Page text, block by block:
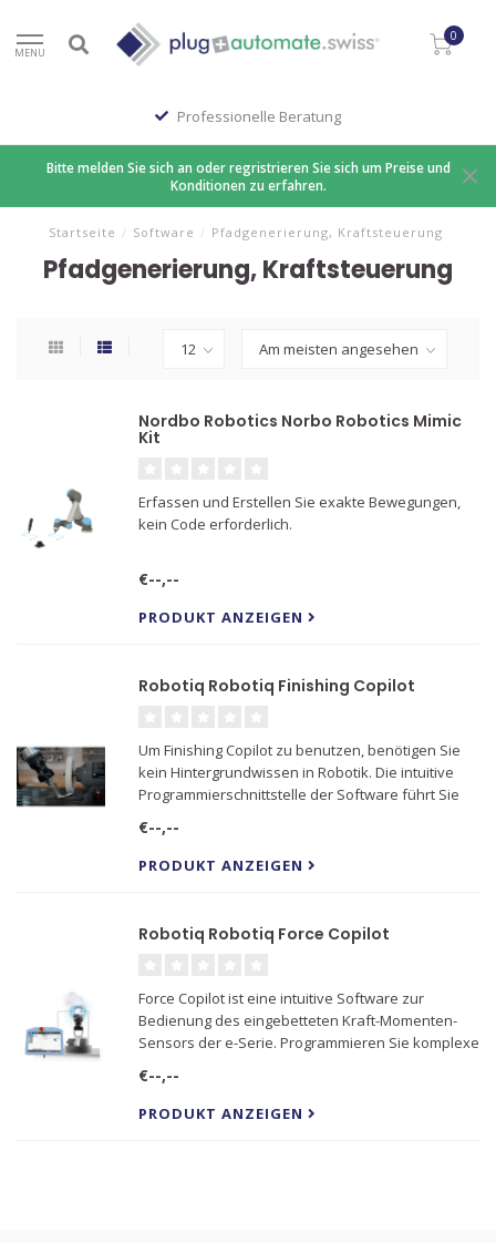
MENU
0
Professionelle Beratung
Bitte melden Sie sich an oder regristrieren Sie sich um Preise und
Konditionen zu erfahren.
Startseite / Software / Pfadgenerierung, Kraftsteuerung
Pfadgenerierung, Kraftsteuerung
Nordbo Robotics Norbo Robotics Mimic
Kit
Erfassen und Erstellen Sie exakte Bewegungen,
kein Code erforderlich.
€--,--
PRODUKT ANZEIGEN
Robotiq Robotiq Finishing Copilot
Um Finishing Copilot zu benutzen, benötigen Sie
kein Hintergrundwissen in Robotik. Die intuitive
Programmierschnittstelle der Software führt Sie
Endbearbeitungsanwendung.
€--,--
PRODUKT ANZEIGEN
Robotiq Robotiq Force Copilot
Force Copilot ist eine intuitive Software zur
Bedienung des eingebetteten Kraft-Momenten-
Sensors der e-Serie. Programmieren Sie komplexe
Robotik-Kenntnisse erforderlich! Das Ergebnis ist
eine starke und flexibl
€--,--
PRODUKT ANZEIGEN